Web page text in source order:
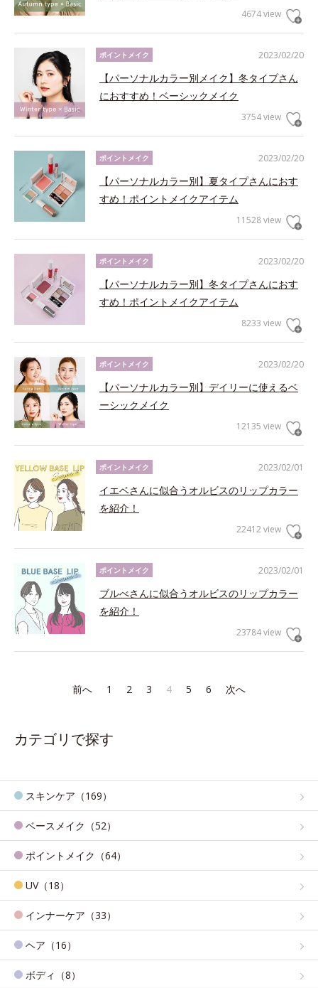
4674 view
2023/02/20
ポイントメイク
【パーソナルカラー別メイク】冬タイプさん
におすすめ！ベーシックメイク
3754 view
2023/02/20
ポイントメイク
【パーソナルカラー別】夏タイプさんにおす
すめ！ポイントメイクアイテム
11528 view
2023/02/20
ポイントメイク
【パーソナルカラー別】冬タイプさんにおす
すめ！ポイントメイクアイテム
8233 view
2023/02/20
ポイントメイク
【パーソナルカラー別】デイリーに使えるベ
ーシックメイク
12135 view
2023/02/01
ポイントメイク
イエベさんに似合うオルビスのリップカラー
を紹介！
22412 view
2023/02/01
ポイントメイク
ブルべさんに似合うオルビスのリップカラー
を紹介！
23784 view
前へ 1 2 3 4 5 6 次へ
カテゴリで探す
スキンケア（169）
ベースメイク（52）
ポイントメイク（64）
UV（18）
インナーケア（33）
ヘア（16）
ボディ（8）